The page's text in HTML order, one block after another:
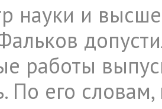
науки и
работы
По его